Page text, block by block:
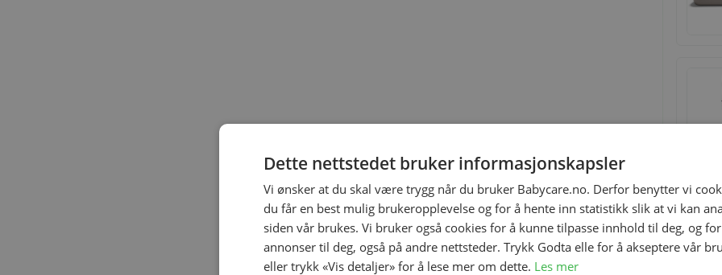
Dette nettstedet bruker informasjonskapsler
Vi ønsker at du skal være trygg når du bruker Babycare.no. Derfor benytter vi
du får en best mulig brukeropplevelse og for å hente inn statistikk slik at vi kan
siden vår brukes. Vi bruker også cookies for å kunne tilpasse innhold til deg, og
annonser til deg, også på andre nettsteder. Trykk Godta elle for å akseptere vår
eller trykk «Vis detaljer» for å lese mer om dette. Les mer